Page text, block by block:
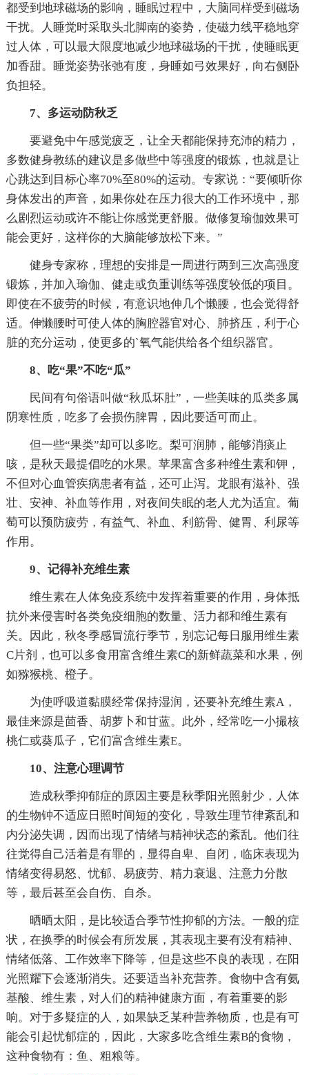
都受到地球磁场的影响，睡眠过程中，大脑同样受到磁场
干扰。人睡觉时采取头北脚南的姿势，使磁力线平稳地穿
过人体，可以最大限度地减少地球磁场的干扰，使睡眠更
加香甜。睡觉姿势张弛有度，身睡如弓效果好，向右侧卧
负担轻。
7、多运动防秋乏
要避免中午感觉疲乏，让全天都能保持充沛的精力，
多数健身教练的建议是多做些中等强度的锻炼，也就是让
心跳达到目标心率70%至80%的运动。专家说：“要倾听你
身体发出的声音，如果你处在压力很大的工作环境中，那
么剧烈运动或许不能让你感觉更舒服。做修复瑜伽效果可
能会更好，这样你的大脑能够放松下来。”
健身专家称，理想的安排是一周进行两到三次高强度
锻炼，并加入瑜伽、健走或负重训练等强度较低的项目。
即使在不疲劳的时候，有意识地伸几个懒腰，也会觉得舒
适。伸懒腰时可使人体的胸腔器官对心、肺挤压，利于心
脏的充分运动，使更多的`氧气能供给各个组织器官。
8、吃“果”不吃“瓜”
民间有句俗语叫做“秋瓜坏肚”，一些美味的瓜类多属
阴寒性质，吃多了会损伤脾胃，因此要适可而止。
但一些“果类”却可以多吃。梨可润肺，能够消痰止
咳，是秋天最提倡吃的水果。苹果富含多种维生素和钾，
不但对心血管疾病患者有益，还可止泻。龙眼有滋补、强
壮、安神、补血等作用，对夜间失眠的老人尤为适宜。葡
萄可以预防疲劳，有益气、补血、利筋骨、健胃、利尿等
作用。
9、记得补充维生素
维生素在人体免疫系统中发挥着重要的作用，身体抵
抗外来侵害时各类免疫细胞的数量、活力都和维生素有
关。因此，秋冬季感冒流行季节，别忘记每日服用维生素
C片剂，也可以多食用富含维生素C的新鲜蔬菜和水果，例
如猕猴桃、橙子。
为使呼吸道黏膜经常保持湿润，还要补充维生素A，
最佳来源是茴香、胡萝卜和甘蓝。此外，经常吃一小撮核
桃仁或葵瓜子，它们富含维生素E。
10、注意心理调节
造成秋季抑郁症的原因主要是秋季阳光照射少，人体
的生物钟不适应日照时间短的变化，导致生理节律紊乱和
内分泌失调，因而出现了情绪与精神状态的紊乱。他们往
往觉得自己活着是有罪的，显得自卑、自闭，临床表现为
情绪变得易怒、忧郁、易疲劳、精力衰退、注意力分散
等，最后甚至会自伤、自杀。
晒晒太阳，是比较适合季节性抑郁的方法。一般的症
状，在换季的时候会有所发展，其表现主要有没有精神、
情绪低落、工作效率下降等，但是这些不良的表现，在阳
光照耀下会逐渐消失。还要适当补充营养。食物中含有氨
基酸、维生素，对人们的精神健康方面，有着重要的影
响。对于多疑症的人，如果缺乏某种营养物质，也是有可
能会引起忧郁症的，因此，大家多吃含维生素B的食物，
这种食物有：鱼、粗粮等。